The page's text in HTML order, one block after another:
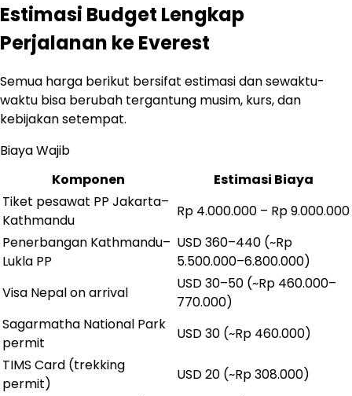
Estimasi Budget Lengkap
Perjalanan ke Everest
Semua harga berikut bersifat estimasi dan sewaktu-
waktu bisa berubah tergantung musim, kurs, dan
kebijakan setempat.
Biaya Wajib
Komponen
Estimasi Biaya
Tiket pesawat PP Jakarta–
Kathmandu
Rp 4.000.000 – Rp 9.000.000
Penerbangan Kathmandu–
Lukla PP
USD 360–440 (~Rp
5.500.000–6.800.000)
Visa Nepal on arrival
USD 30–50 (~Rp 460.000–
770.000)
Sagarmatha National Park
permit
USD 30 (~Rp 460.000)
TIMS Card (trekking
permit)
USD 20 (~Rp 308.000)